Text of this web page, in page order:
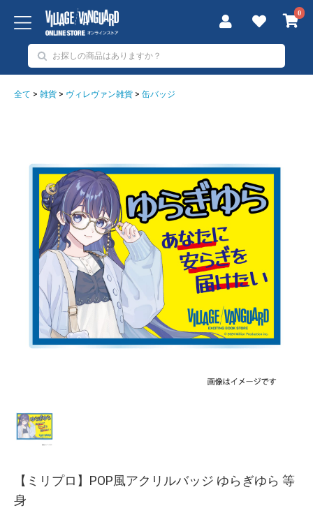
0
全て > 雑貨 > ヴィレヴァン雑貨 > 缶バッジ
【ミリプロ】POP風アクリルバッジ ゆらぎゆら 等
身